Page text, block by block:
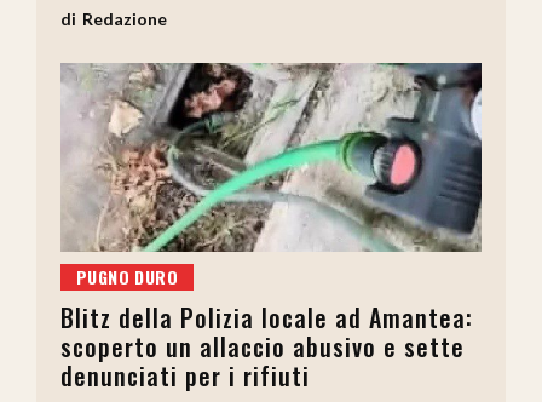
Redazione
PUGNO DURO
Blitz della Polizia locale ad Amantea:
scoperto un allaccio abusivo e sette
denunciati per i rifiuti